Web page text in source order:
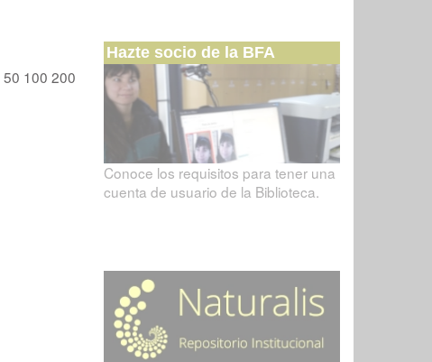
50 100 200
Hazte socio de la BFA
Conoce los requisitos para tener una
cuenta de usuario de la Biblioteca.